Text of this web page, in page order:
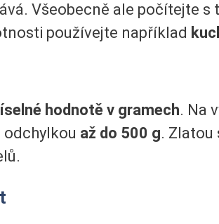
Všeobecně ale počítejte s
používejte například
hodnotě v gramech. Na
odchylkou až do 500 g. Zlatou